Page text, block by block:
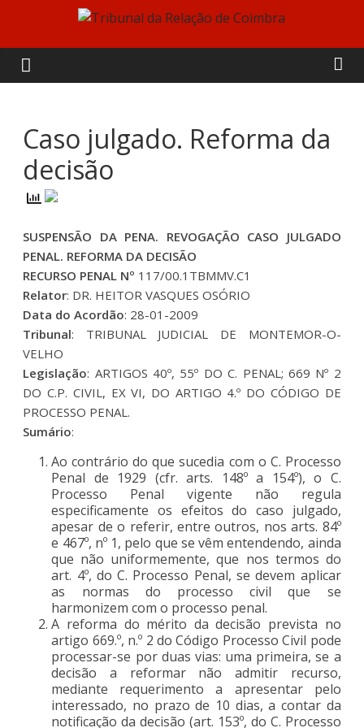
content
Tribunal
da
Relação
de
Coimbra
Caso julgado. Reforma da
decisão
SUSPENSÃO DA PENA. REVOGAÇÃO CASO JULGADO
PENAL. REFORMA DA DECISÃO
RECURSO PENAL Nº 117/00.1TBMMV.C1
Relator: DR. HEITOR VASQUES OSÓRIO
Data do Acordão: 28-01-2009
Tribunal: TRIBUNAL JUDICIAL DE MONTEMOR-O-
VELHO
Legislação: ARTIGOS 40º, 55º DO C. PENAL; 669 Nº 2
DO C.P. CIVIL, EX VI, DO ARTIGO 4.º DO CÓDIGO DE
PROCESSO PENAL.
Sumário:
Ao contrário do que sucedia com o C. Processo
Penal de 1929 (cfr. arts. 148º a 154º), o C.
Processo Penal vigente não regula
especificamente os efeitos do caso julgado,
apesar de o referir, entre outros, nos arts. 84º
e 467º, nº 1, pelo que se vêm entendendo, ainda
que não uniformemente, que nos termos do
art. 4º, do C. Processo Penal, se devem aplicar
as normas do processo civil que se
harmonizem com o processo penal.
A reforma do mérito da decisão prevista no
artigo 669.º, n.º 2 do Código Processo Civil pode
processar-se por duas vias: uma primeira, se a
decisão a reformar não admitir recurso,
mediante requerimento a apresentar pelo
interessado, no prazo de 10 dias, a contar da
notificação da decisão (art. 153º, do C. Processo